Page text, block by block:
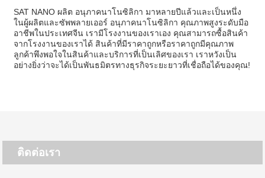
SAT NANO ผลิต อนุภาคนาโนซิลิกา มาหลายปีแล้วและเป็นหนึ่ง
ในผู้ผลิตและซัพพลายเออร์ อนุภาคนาโนซิลิกา คุณภาพสูงระดับมือ
อาชีพในประเทศจีน เรามีโรงงานของเราเอง คุณสามารถซื้อสินค้า
จากโรงงานของเราได้ สินค้าที่มีราคาถูกหรือราคาถูกมีคุณภาพ
ลูกค้าพึงพอใจในสินค้าและบริการที่เป็นเลิศของเรา เราหวังเป็น
อย่างยิ่งว่าจะได้เป็นพันธมิตรทางธุรกิจระยะยาวที่เชื่อถือได้ของคุณ!
ติดต่อเรา